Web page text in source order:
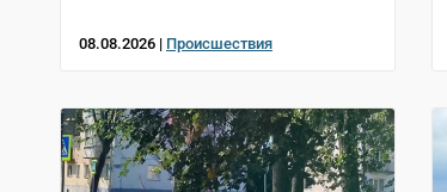
08.08.2026 | Происшествия